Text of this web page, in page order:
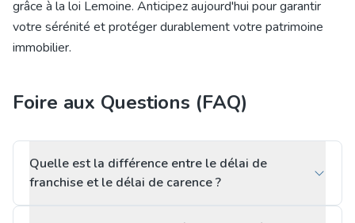
grâce à la loi Lemoine. Anticipez aujourd'hui pour garantir
votre sérénité et protéger durablement votre patrimoine
immobilier.
Foire aux Questions (FAQ)
Quelle est la différence entre le délai de
franchise et le délai de carence ?